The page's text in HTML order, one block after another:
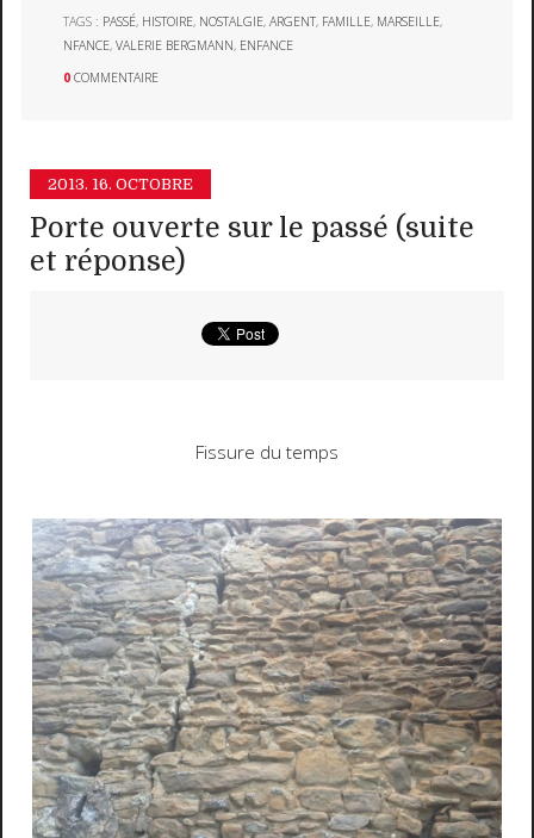
TAGS : PASSÉ, HISTOIRE, NOSTALGIE,ARGENT, FAMILLE, MARSEILLE,
NFANCE,VALERIE BERGMANN, ENFANCE
0 COMMENTAIRE
2013. 16. OCTOBRE
Porte ouverte sur le passé (suite
et réponse)
Fissure du temps